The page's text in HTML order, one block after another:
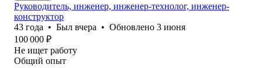
Руководитель, инженер, инженер-технолог, инженер-
конструктор
43 года • Был вчера • Обновлено 3 июня
100 000 ₽
Не ищет работу
Общий опыт